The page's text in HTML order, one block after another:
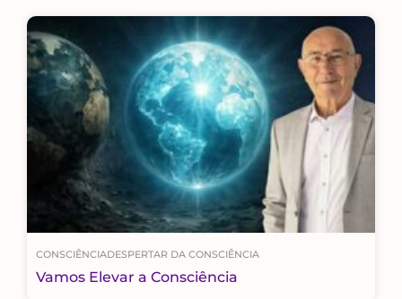
CONSCIÊNCIADESPERTAR DA CONSCIÊNCIA
Vamos Elevar a Consciência